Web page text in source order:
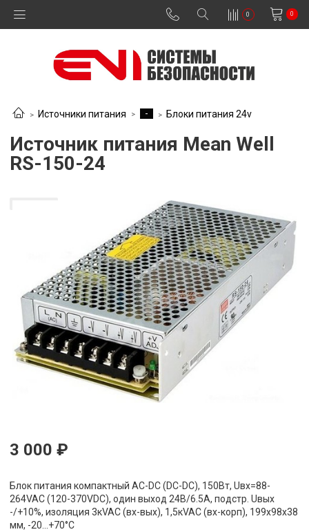
0 0
Источники питания - Блоки питания 24v
Источник питания Mean Well
RS-150-24
3 000 ₽
Блок питания компактный AC-DC (DC-DC), 150Вт, Uвх=88-
264VAC (120-370VDC), один выход 24В/6.5А, подстр. Uвых
-/+10%, изоляция 3кVAC (вх-вых), 1,5кVAC (вх-корп), 199х98х38
мм, -20...+70°С